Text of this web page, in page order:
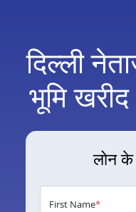
दिल्ली
भूमि
लोन
First Name*